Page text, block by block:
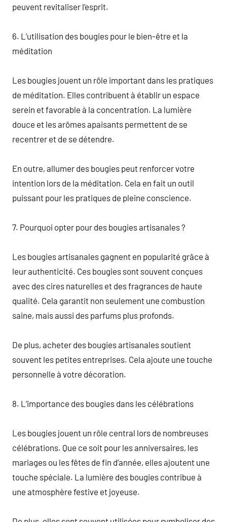
peuvent revitaliser l’esprit.
6. L’utilisation des bougies pour le bien-être et la
méditation
Les bougies jouent un rôle important dans les pratiques
de méditation. Elles contribuent à établir un espace
serein et favorable à la concentration. La lumière
douce et les arômes apaisants permettent de se
recentrer et de se détendre.
En outre, allumer des bougies peut renforcer votre
intention lors de la méditation. Cela en fait un outil
puissant pour les pratiques de pleine conscience.
7. Pourquoi opter pour des bougies artisanales ?
Les bougies artisanales gagnent en popularité grâce à
leur authenticité. Ces bougies sont souvent conçues
avec des cires naturelles et des fragrances de haute
qualité. Cela garantit non seulement une combustion
saine, mais aussi des parfums plus profonds.
De plus, acheter des bougies artisanales soutient
souvent les petites entreprises. Cela ajoute une touche
personnelle à votre décoration.
8. L’importance des bougies dans les célébrations
Les bougies jouent un rôle central lors de nombreuses
célébrations. Que ce soit pour les anniversaires, les
mariages ou les fêtes de fin d’année, elles ajoutent une
touche spéciale. La lumière des bougies contribue à
une atmosphère festive et joyeuse.